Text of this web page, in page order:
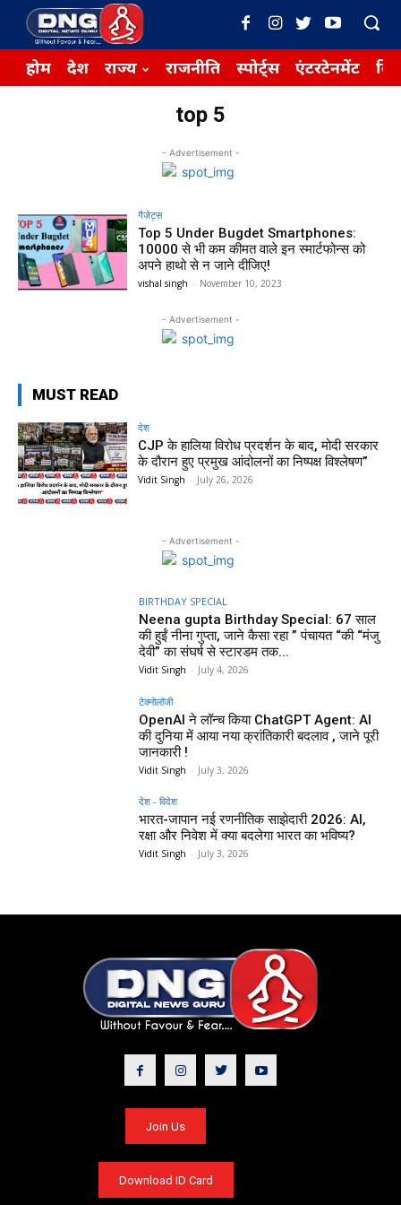
होम देश राज्य राजनीति स्पोर्ट्स एंटरटेनमेंट
top 5
- Advertisement -
गैजेट्स
Top 5 Under Bugdet Smartphones:
₹10000 से भी कम कीमत वाले इन स्मार्टफोन्स को
अपने हाथो से न जाने दीजिए!
vishal singh - November 10, 2023
- Advertisement -
MUST READ
देश
CJP के हालिया विरोध प्रदर्शन के बाद, मोदी सरकार
के दौरान हुए प्रमुख आंदोलनों का निष्पक्ष विश्लेषण”
Vidit Singh - July 26, 2026
- Advertisement -
BIRTHDAY SPECIAL
Neena gupta Birthday Special: 67 साल
की हुईं नीना गुप्ता, जाने कैसा रहा ” पंचायत “की “मंजु
देवी” का संघर्ष से स्टारडम तक...
Vidit Singh - July 4, 2026
टेक्नोलॉजी
OpenAI ने लॉन्च किया ChatGPT Agent: AI
की दुनिया में आया नया क्रांतिकारी बदलाव , जाने पूरी
जानकारी !
Vidit Singh - July 3, 2026
देश - विदेश
भारत-जापान नई रणनीतिक साझेदारी 2026: AI,
रक्षा और निवेश में क्या बदलेगा भारत का भविष्य?
Vidit Singh - July 3, 2026
Join Us
Download ID Card